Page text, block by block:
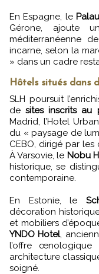
En Espagne, le
Gérone, ajoute
méditerranéenne
incarne, selon la
» dans un cadre
Hôtels situés dans
SLH poursuit l’enrichissement de son portefeuille au sein
desites inscrits au
Madrid, l’Hotel
du « paysage de
CEBO, dirigé par les
À Varsovie, le Nobu
historique, se
contemporaine.
En Estonie, le
décoration
et mobiliers
YNDO Hotel,
l’offre œnologique
architecture
soigné.